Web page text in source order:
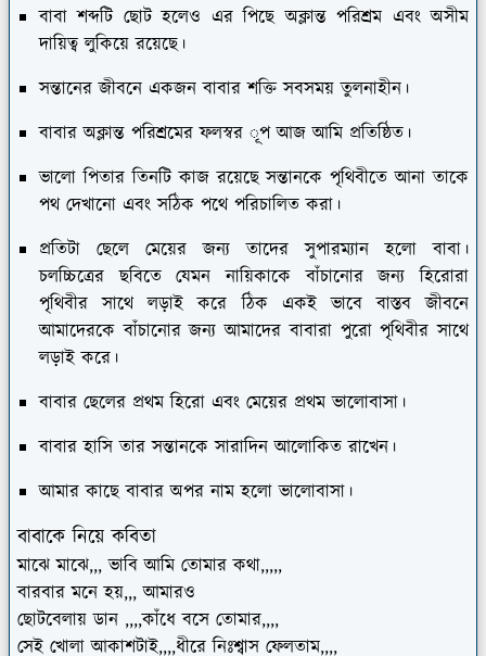
বাবা শব্দটি ছোট হলেও এর পিছে অক্লান্ত পরিশ্রম এবং অসীম
দায়িত্ব লুকিয়ে রয়েছে।
সন্তানের জীবনে একজন বাবার শক্তি সবসময় তুলনাহীন।
বাবার অক্লান্ত পরিশ্রমের ফলস্বর ূপ আজ আমি প্রতিষ্ঠিত।
ভালো পিতার তিনটি কাজ রয়েছে সন্তানকে পৃথিবীতে আনা তাকে
পথ দেখানো এবং সঠিক পথে পরিচালিত করা।
প্রতিটা ছেলে মেয়ের জন্য তাদের সুপারম্যান হলো বাবা।
চলচ্চিত্রের ছবিতে যেমন নায়িকাকে বাঁচানোর জন্য হিরোরা
পৃথিবীর সাথে লড়াই করে ঠিক একই ভাবে বাস্তব জীবনে
আমাদেরকে বাঁচানোর জন্য আমাদের বাবারা পুরো পৃথিবীর সাথে
লড়াই করে।
বাবার ছেলের প্রথম হিরো এবং মেয়ের প্রথম ভালোবাসা।
বাবার হাসি তার সন্তানকে সারাদিন আলোকিত রাখেন।
আমার কাছে বাবার অপর নাম হলো ভালোবাসা।
বাবাকে নিয়ে কবিতা
মাঝে মাঝে,,, ভাবি আমি তোমার কথা,,,,,
বারবার মনে হয়,,, আমারও
ছোটবেলায় ডান ,,,,কাঁধে বসে তোমার,,,,
সেই খোলা আকাশটাই,,,,ধীরে নিঃশ্বাস ফেলতাম,,,,